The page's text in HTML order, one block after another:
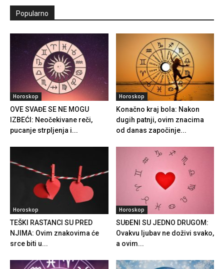
Popularno
Horoskop
OVE SVAĐE SE NE MOGU
IZBEĆI: Neočekivane reči,
pucanje strpljenja i...
Horoskop
Konačno kraj bola: Nakon
dugih patnji, ovim znacima
od danas započinje...
Horoskop
TEŠKI RASTANCI SU PRED
NJIMA: Ovim znakovima će
srce biti u...
Horoskop
SUĐENI SU JEDNO DRUGOM:
Ovakvu ljubav ne doživi svako,
a ovim...